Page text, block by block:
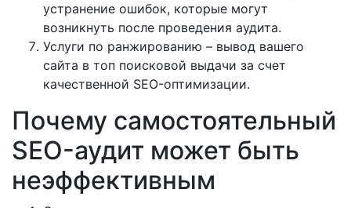
устранение ошибок, которые могут
возникнуть после проведения аудита.
Услуги по ранжированию – вывод вашего
сайта в топ поисковой выдачи за счет
качественной SEO-оптимизации.
Почему самостоятельный
SEO-аудит может быть
неэффективным